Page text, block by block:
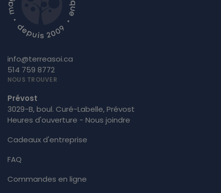
info@terreasoi.ca
514 759 8772
NOUS TROUVER
Prévost
3029-B, boul. Curé-Labelle, Prévost
Heures d'ouverture - Nous joindre
Cadeaux d'entreprise
FAQ
Commandes en ligne